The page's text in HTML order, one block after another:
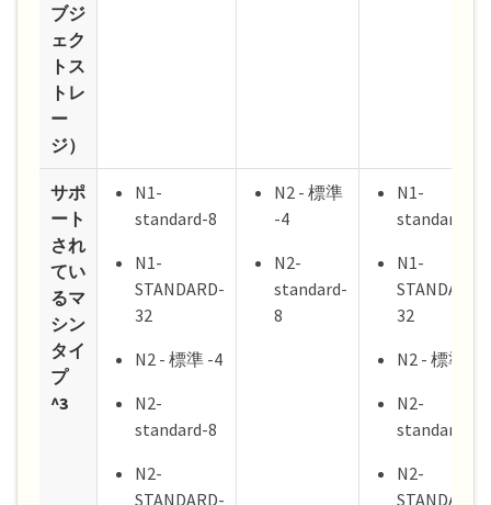
ブジ
ェク
トス
トレ
ー
ジ）
サポ
ート
され
てい
るマ
シン
タイ
プ
^3
N1-
standard-8
N1-
STANDARD-
32
N2 - 標準 -4
N2-
standard-8
N2-
STANDARD-
N2 - 標準
-4
N2-
standard-
8
N1-
standard-8
N1-
STANDARD-
32
N2 - 標準 -4
N2-
standard-8
N2-
STANDARD-